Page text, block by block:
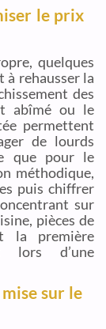
le prix
quelques
rehausser la
des
abîmé ou le
permettent
de lourds
que pour le
méthodique,
puis chiffrer
sur
pièces de
la première
lors d’une
sur le